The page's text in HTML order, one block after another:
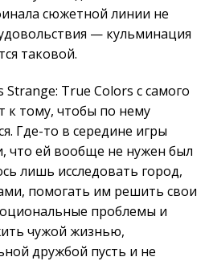
сюжетной линии не
— кульминация
таковой.
True Colors с самого
к тому, чтобы по нему
Где-то в середине игры
что ей вообще не нужен был
лишь исследовать город,
помогать им решить свои
проблемы и
чужой жизнью,
дружбой пусть и не